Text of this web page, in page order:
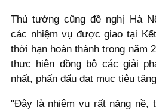
Thủ tướng cũng đề nghị Hà
các nhiệm vụ được giao tại
thời hạn hoàn thành trong năm
thực hiện đồng bộ các giải
nhất, phấn đấu đạt mục tiêu
"Đây là nhiệm vụ rất nặng nề,